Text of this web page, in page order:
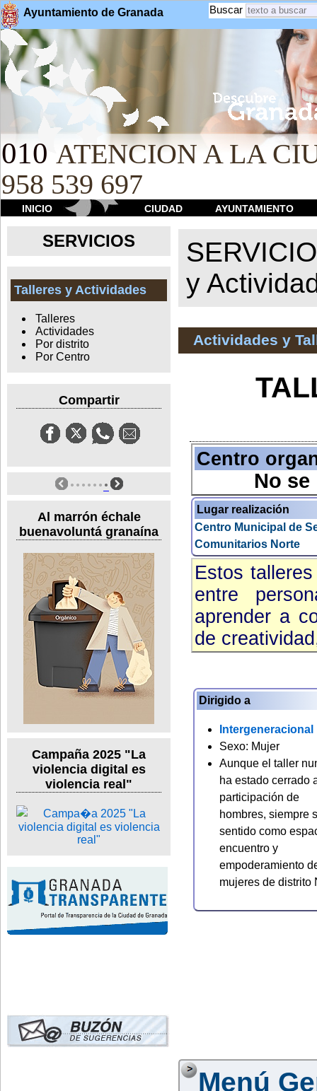
Ayuntamiento de Granada Buscar
010 ATENCION A LA
958 539 697
INICIO CIUDAD AYUNTAMIENTO
SERVICIOS
Talleres y Actividades
Talleres
Actividades
Por distrito
Por Centro
Compartir
Al marrón échale
buenavoluntá granaína
Campaña 2025 "La
violencia digital es
violencia real"
y
Actividades y
Centro
No
Lugar realización
Centro Municipal de
Comunitarios Norte
Estos
entre
aprender a
de
Dirigido a
Intergeneracional
Sexo: Mujer
Aunque el taller
ha estado cerrado
participación de
hombres, siempre
sentido como
encuentro y
empoderamiento
mujeres de distrito
Menú